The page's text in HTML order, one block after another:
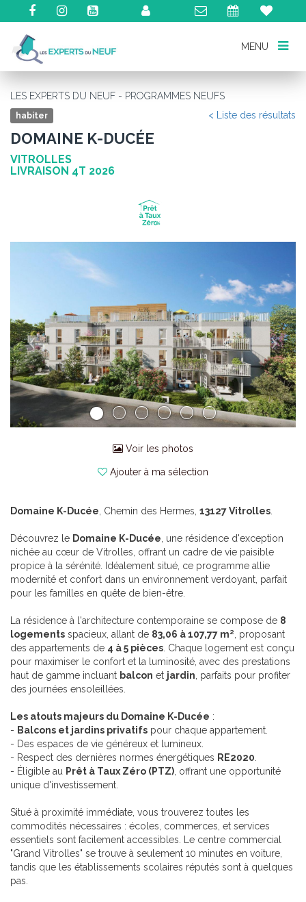
MENU
MENU
LES EXPERTS DU NEUF - PROGRAMMES NEUFS
habiter < Liste des résultats
DOMAINE K-DUCÉE
VITROLLES
LIVRAISON 4T 2026
Précédent
Voir les photos
Ajouter à ma sélection
Domaine K-Ducée, Chemin des Hermes, 13127 Vitrolles.
Découvrez le Domaine K-Ducée, une résidence d'exception
nichée au cœur de Vitrolles, offrant un cadre de vie paisible
propice à la sérénité. Idéalement situé, ce programme allie
modernité et confort dans un environnement verdoyant, parfait
pour les familles en quête de bien-être.
La résidence à l'architecture contemporaine se compose de 8
logements spacieux, allant de 83,06 à 107,77 m², proposant
des appartements de 4 à 5 pièces. Chaque logement est conçu
pour maximiser le confort et la luminosité, avec des prestations
haut de gamme incluant balcon et jardin, parfaits pour profiter
des journées ensoleillées.
Les atouts majeurs du Domaine K-Ducée :
- Balcons et jardins privatifs pour chaque appartement.
- Des espaces de vie généreux et lumineux.
- Respect des dernières normes énergétiques RE2020.
- Éligible au Prêt à Taux Zéro (PTZ), offrant une opportunité
unique d'investissement.
Situé à proximité immédiate, vous trouverez toutes les
commodités nécessaires : écoles, commerces, et services
essentiels sont facilement accessibles. Le centre commercial
"Grand Vitrolles" se trouve à seulement 10 minutes en voiture,
tandis que les établissements scolaires réputés sont à quelques
pas.